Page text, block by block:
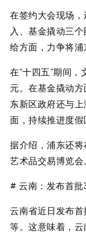
在签约大会现场
入、基金撬动三
给方面，力争将浦
在“十四五”期间，
元。在基金撬动
东新区政府还与
面， 持续推进度
据介绍，浦东还
艺术品交易博览会
# 云南：发布首
云南省近日发布
等。这意味着，